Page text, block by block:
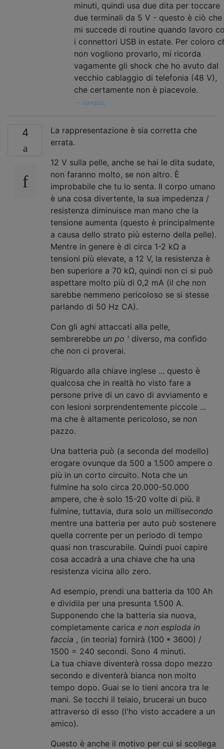
minuti, quindi usa due dita per toccare
due terminali da 5 V - questo è ciò che
mi succede di routine quando lavoro
i connettori USB in estate. Per coloro
non vogliono provarlo, mi ricorda
vagamente gli shock che ho avuto dal
vecchio cablaggio di telefonia (48 V),
che certamente non è piacevole.
vaxquis,
4
La rappresentazione è sia corretta che
errata.
12 V sulla pelle, anche se hai le dita sudate,
non faranno molto, se non altro. È
improbabile che tu lo senta. Il corpo umano
è una cosa divertente, la sua impedenza /
resistenza diminuisce man mano che la
tensione aumenta (questo è principalmente
a causa dello strato più esterno della pelle).
Mentre in genere è di circa 1-2 kΩ a
tensioni più elevate, a 12 V, la resistenza è
ben superiore a 70 kΩ, quindi non ci si può
aspettare molto più di 0,2 mA (il che non
sarebbe nemmeno pericoloso se si stesse
parlando di 50 Hz CA).
Con gli aghi attaccati alla pelle,
sembrerebbe un po ' diverso, ma confido
che non ci proverai.
Riguardo alla chiave inglese ... questo è
qualcosa che in realtà ho visto fare a
persone prive di un cavo di avviamento e
con lesioni sorprendentemente piccole ...
ma che è altamente pericoloso, se non
pazzo.
Una batteria può (a seconda del modello)
erogare ovunque da 500 a 1.500 ampere o
più in un corto circuito. Nota che un
fulmine ha solo circa 20.000-50.000
ampere, che è solo 15-20 volte di più. Il
fulmine, tuttavia, dura solo un millisecondo
mentre una batteria per auto può sostenere
quella corrente per un periodo di tempo
quasi non trascurabile. Quindi puoi capire
cosa accadrà a una chiave che ha una
resistenza vicina allo zero.
Ad esempio, prendi una batteria da 100 Ah
e dividila per una presunta 1.500 A.
Supponendo che la batteria sia nuova,
completamente carica e non esploda in
faccia , (in teoria) fornirà (100 * 3600) /
1500 = 240 secondi. Sono 4 minuti.
La tua chiave diventerà rossa dopo mezzo
secondo e diventerà bianca non molto
tempo dopo. Guai se lo tieni ancora tra le
mani. Se tocchi il telaio, brucerai un buco
attraverso di esso (l'ho visto accadere a un
amico).
Questo è anche il motivo per cui si scollega